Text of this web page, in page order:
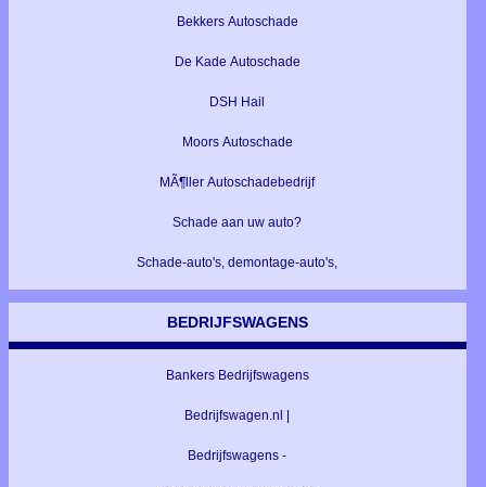
Bekkers Autoschade
De Kade Autoschade
DSH Hail
Moors Autoschade
MÃ¶ller Autoschadebedrijf
Schade aan uw auto?
Schade-auto's, demontage-auto's,
BEDRIJFSWAGENS
Bankers Bedrijfswagens
Bedrijfswagen.nl |
Bedrijfswagens -